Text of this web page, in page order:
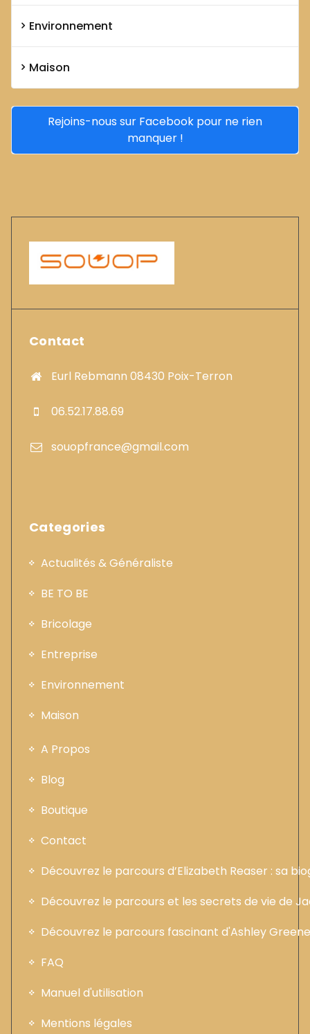
Environnement
Maison
Rejoins-nous sur Facebook pour ne rien
manquer !
Contact
Eurl Rebmann 08430 Poix-Terron
06.52.17.88.69
souopfrance@gmail.com
Categories
Actualités & Généraliste
BE TO BE
Bricolage
Entreprise
Environnement
Maison
A Propos
Blog
Boutique
Contact
Découvrez le parcours d’Elizabeth Reaser : sa
Découvrez le parcours et les secrets de vie de
Découvrez le parcours fascinant d'Ashley
FAQ
Manuel d'utilisation
Mentions légales